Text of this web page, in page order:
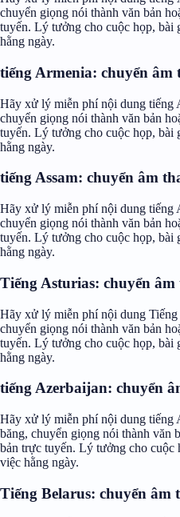
chuyển giọng nói thành văn bản
tuyến. Lý tưởng cho cuộc họp, bài
hằng ngày.
tiếng Armenia: chuyển
Hãy xử lý miễn phí nội dung tiếng
chuyển giọng nói thành văn bản
tuyến. Lý tưởng cho cuộc họp, bài
hằng ngày.
tiếng Assam: chuyển âm
Hãy xử lý miễn phí nội dung tiếng
chuyển giọng nói thành văn bản
tuyến. Lý tưởng cho cuộc họp, bài
hằng ngày.
Tiếng Asturias: chuyển
Hãy xử lý miễn phí nội dung
chuyển giọng nói thành văn bản
tuyến. Lý tưởng cho cuộc họp, bài
hằng ngày.
tiếng Azerbaijan: chuyển
Hãy xử lý miễn phí nội dung tiếng
băng, chuyển giọng nói thành văn
bản trực tuyến. Lý tưởng cho cuộc
việc hằng ngày.
Tiếng Belarus: chuyển âm